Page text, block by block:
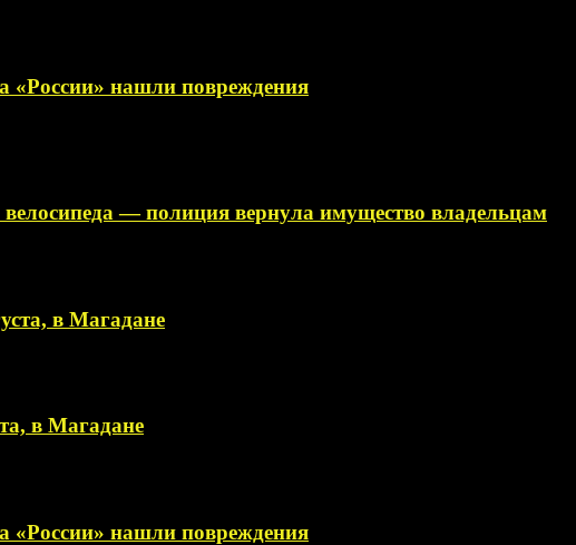
«России» нашли повреждения
— полиция вернула имущество владельцам
в Магадане
в Магадане
«России» нашли повреждения